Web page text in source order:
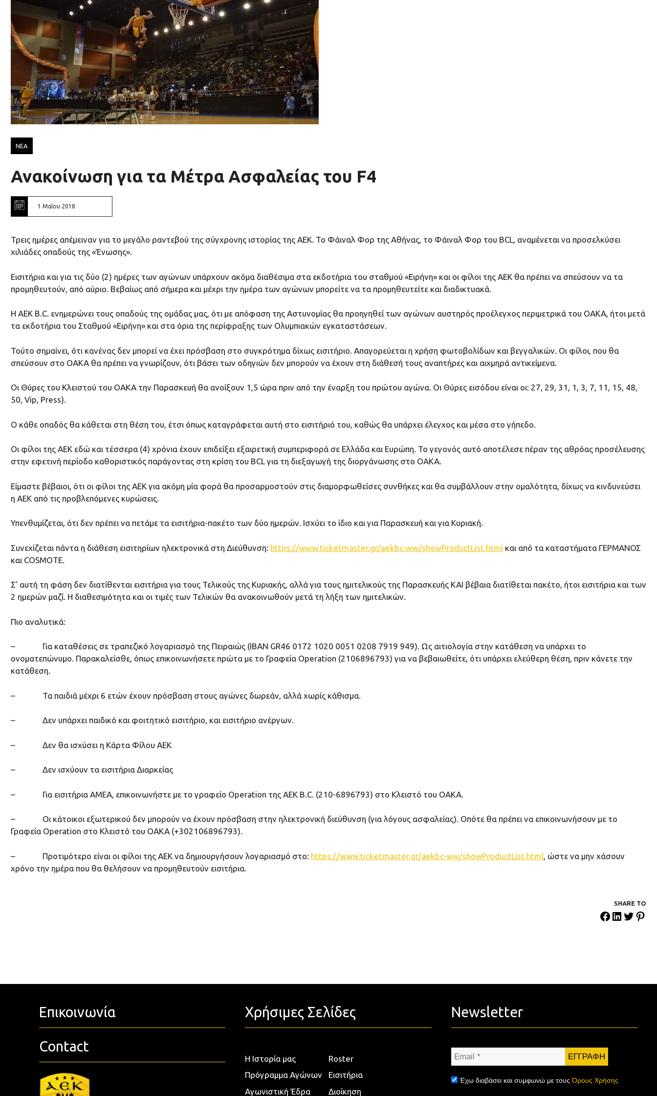
ΝΕΑ
Ανακοίνωση για τα Μέτρα Ασφαλείας του F4
1 Μαΐου 2018
Τρεις ημέρες απέμειναν για το μεγάλο ραντεβού της σύγχρονης ιστορίας της ΑΕΚ. Το Φάιναλ Φορ της Αθήνας, το Φάιναλ Φορ του BCL, αναμένεται να προσελκύσει
χιλιάδες οπαδούς της «Ένωσης».
Εισιτήρια και για τις δύο (2) ημέρες των αγώνων υπάρχουν ακόμα διαθέσιμα στα εκδοτήρια του σταθμού «Ειρήνη» και οι φίλοι της ΑΕΚ θα πρέπει να σπεύσουν να τα
προμηθευτούν, από αύριο. Βεβαίως από σήμερα και μέχρι την ημέρα των αγώνων μπορείτε να τα προμηθευτείτε και διαδικτυακά.
Η ΑΕΚ Β.C. ενημερώνει τους οπαδούς της ομάδας μας, ότι με απόφαση της Αστυνομίας θα προηγηθεί των αγώνων αυστηρός προέλεγχος περιμετρικά του ΟΑΚΑ, ήτοι μετά
τα εκδοτήρια του Σταθμού «Ειρήνη» και στα όρια της περίφραξης των Ολυμπιακών εγκαταστάσεων.
Τούτο σημαίνει, ότι κανένας δεν μπορεί να έχει πρόσβαση στο συγκρότημα δίχως εισιτήριο. Απαγορεύεται η χρήση φωτοβολίδων και βεγγαλικών. Οι φίλοι, που θα
σπεύσουν στο ΟΑΚΑ θα πρέπει να γνωρίζουν, ότι βάσει των οδηγιών δεν μπορούν να έχουν στη διάθεσή τους αναπτήρες και αιχμηρά αντικείμενα.
Οι Θύρες του Κλειστού του ΟΑΚΑ την Παρασκευή θα ανοίξουν 1,5 ώρα πριν από την έναρξη του πρώτου αγώνα. Οι Θύρες εισόδου είναι οι: 27, 29, 31, 1, 3, 7, 11, 15, 48,
50, Vip, Press).
Ο κάθε οπαδός θα κάθεται στη θέση του, έτσι όπως καταγράφεται αυτή στο εισιτήριό του, καθώς θα υπάρχει έλεγχος και μέσα στο γήπεδο.
Οι φίλοι της ΑΕΚ εδώ και τέσσερα (4) χρόνια έχουν επιδείξει εξαιρετική συμπεριφορά σε Ελλάδα και Ευρώπη. Το γεγονός αυτό αποτέλεσε πέραν της αθρόας προσέλευσης
στην εφετινή περίοδο καθοριστικός παράγοντας στη κρίση του BCL για τη διεξαγωγή της διοργάνωσης στο ΟΑΚΑ.
Είμαστε βέβαιοι, ότι oι φίλοι της ΑΕΚ για ακόμη μία φορά θα προσαρμοστούν στις διαμορφωθείσες συνθήκες και θα συμβάλλουν στην ομαλότητα, δίχως να κινδυνεύσει
η ΑΕΚ από τις προβλεπόμενες κυρώσεις.
Υπενθυμίζεται, ότι δεν πρέπει να πετάμε τα εισιτήρια-πακέτο των δύο ημερών. Ισχύει το ίδιο και για Παρασκευή και για Κυριακή.
Συνεχίζεται πάντα η διάθεση εισιτηρίων ηλεκτρονικά στη Διεύθυνση: https://www.ticketmaster.gr/aekbc-ww/showProductList.html και από τα καταστήματα ΓΕΡΜΑΝΟΣ
και COSMOTE.
Σ’ αυτή τη φάση δεν διατίθενται εισιτήρια για τους Τελικούς της Κυριακής, αλλά για τους ημιτελικούς της Παρασκευής ΚΑΙ βέβαια διατίθεται πακέτο, ήτοι εισιτήρια και των
2 ημερών μαζί. Η διαθεσιμότητα και οι τιμές των Τελικών θα ανακοινωθούν μετά τη λήξη των ημιτελικών.
Πιο αναλυτικά:
– Για καταθέσεις σε τραπεζικό λογαριασμό της Πειραιώς (IBAN GR46 0172 1020 0051 0208 7919 949). Ως αιτιολογία στην κατάθεση να υπάρχει το
ονοματεπώνυμο. Παρακαλείσθε, όπως επικοινωνήσετε πρώτα με το Γραφεία Operation (2106896793) για να βεβαιωθείτε, ότι υπάρχει ελεύθερη θέση, πριν κάνετε την
κατάθεση.
– Τα παιδιά μέχρι 6 ετών έχουν πρόσβαση στους αγώνες δωρεάν, αλλά χωρίς κάθισμα.
– Δεν υπάρχει παιδικό και φοιτητικό εισιτήριο, και εισιτήριο ανέργων.
– Δεν θα ισχύσει η Κάρτα Φίλου ΑΕΚ
– Δεν ισχύουν τα εισιτήρια Διαρκείας
– Για εισιτήρια ΑΜΕΑ, επικοινωνήστε με το γραφείο Operation της ΑΕΚ Β.C. (210-6896793) στο Κλειστό του ΟΑΚΑ.
– Oι κάτοικοι εξωτερικού δεν μπορούν να έχουν πρόσβαση στην ηλεκτρονική διεύθυνση (για λόγους ασφαλείας). Οπότε θα πρέπει να επικοινωνήσουν με το
Γραφεία Operation στο Κλειστό του OAKA (+302106896793).
– Προτιμότερο είναι οι φίλοι της ΑΕΚ να δημιουργήσουν λογαριασμό στο: https://www.ticketmaster.gr/aekbc-ww/showProductList.html, ώστε να μην χάσουν
χρόνο την ημέρα που θα θελήσουν να προμηθευτούν εισιτήρια.
SHARE ΤΟ
Επικοινωνία
Contact
Χρήσιμες Σελίδες
Η Ιστορία μας
Roster
Πρόγραμμα Αγώνων
Εισιτήρια
Αγωνιστική Έδρα
Διοίκηση
Newsletter
Email
Έχω διαβάσει και συμφωνώ με τουςΌρους Χρήσης